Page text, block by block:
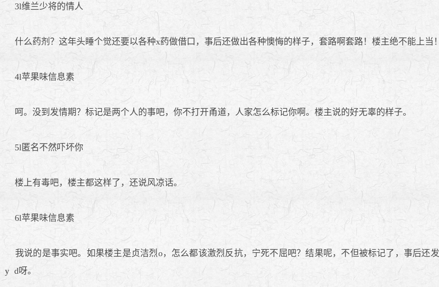
3l维兰少将的情人
什么药剂？这年头睡个觉还要以各种x药做借口，事后还做出各种懊悔的样子，套路啊套路！楼主绝不能上当
4l苹果味信息素
呵。没到发情期？标记是两个人的事吧，你不打开甬道，人家怎么标记你啊。楼主说的好无辜的样子。
5l匿名不然吓坏你
楼上有毒吧，楼主都这样了，还说风凉话。
6l苹果味信息素
我说的是事实吧。如果楼主是贞洁烈o，怎么都该激烈反抗，宁死不屈吧？结果呢，不但被标记了，事后还
y d呀。